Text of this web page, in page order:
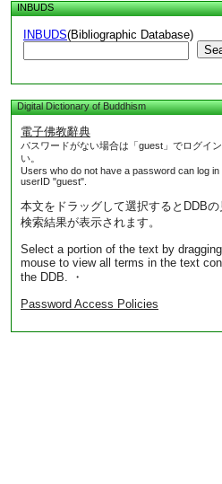
INBUDS
INBUDS(Bibliographic Database)
Digital Dictionary of Buddhism
電子佛教辭典
パスワードがない場合は「guest」でログイ
い。
Users who do not have a password can log in
userID "guest".
本文をドラッグして選択するとDDB
検索結果が表示されます。
Select a portion of the text by
mouse to view all terms in the text
the DDB. ・
Password Access Policies